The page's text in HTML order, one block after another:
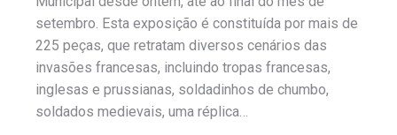
setembro. Esta exposição é constituída por mais de
225 peças, que retratam diversos cenários das
invasões francesas, incluindo tropas francesas,
inglesas e prussianas, soldadinhos de chumbo,
soldados medievais, uma réplica…